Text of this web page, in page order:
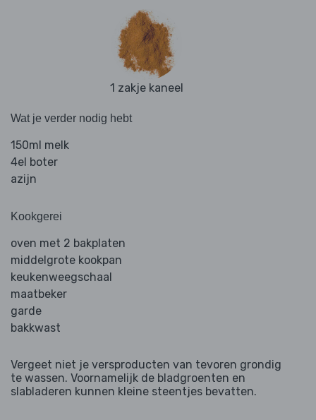
1 zakje kaneel
Wat je verder nodig hebt
150ml melk
4el boter
azijn
Kookgerei
oven met 2 bakplaten
middelgrote kookpan
keukenweegschaal
maatbeker
garde
bakkwast
Vergeet niet je versproducten van tevoren grondig
te wassen. Voornamelijk de bladgroenten en
slabladeren kunnen kleine steentjes bevatten.